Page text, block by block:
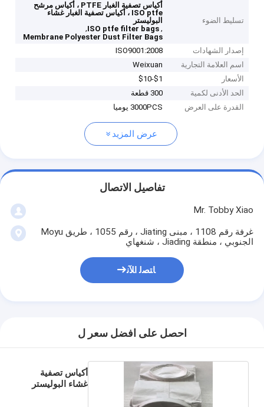
تسليط الضوء
أكياس تصفية الغبار PTFE ، أكياس مرشح
ISO ptfe ، أكياس تصفية الغبار غشاء
البوليستر
,
ISO ptfe filter bags
,
Membrane Polyester Dust Filter Bags
إصدار الشهادات
ISO9001:2008
اسم العلامة التجارية
Weixuan
الأسعار
$1-$10
الحد الأدنى لكمية
300 قطعة
القدرة على العرض
3000PCS يوميا
عرض المزيد
تفاصيل الاتصال
Mr. Tobby Xiao
غرفة رقم 1108 ، مبنى Jiating ، رقم 1055 ، طريق Moyu
الجنوبي ، منطقة Jiading ، شنغهاي
ﺎﺘﺼﻟ ﺍﻶﻧ
احصل على افضل سعر ل
أكياس تصفية
غشاء البوليستر